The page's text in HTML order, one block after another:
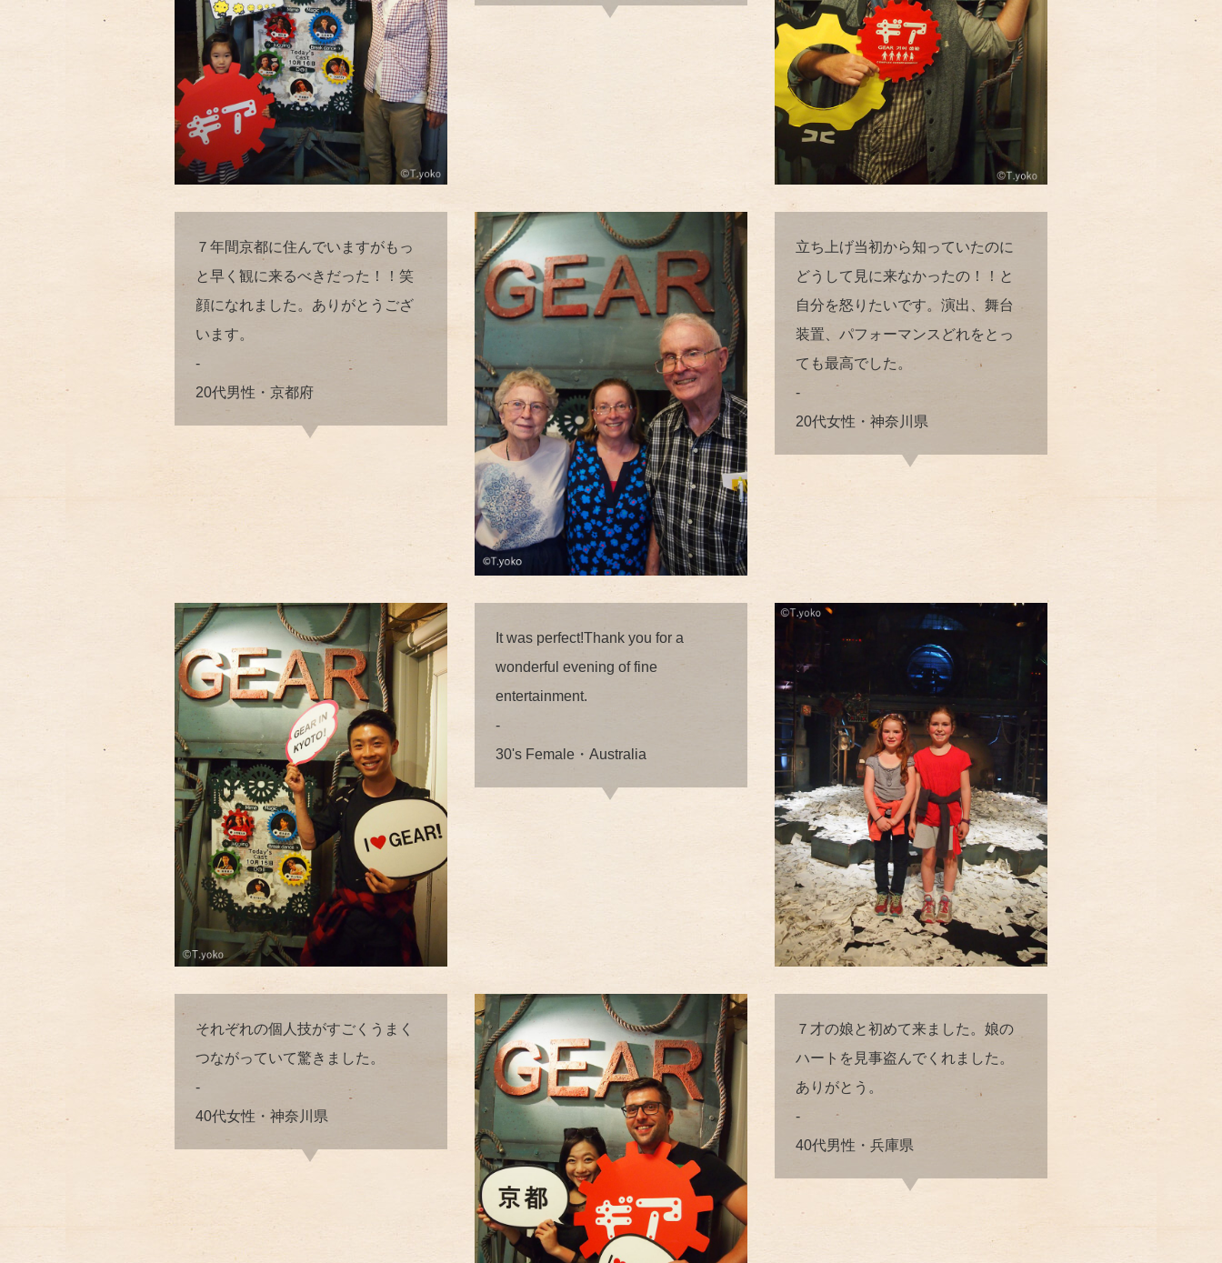
７年間京都に住んでいますがもっ
と早く観に来るべきだった！！笑
顔になれました。ありがとうござ
います。
-
20代男性・京都府
立ち上げ当初から知っていたのに
どうして見に来なかったの！！と
自分を怒りたいです。演出、舞台
装置、パフォーマンスどれをとっ
ても最高でした。
-
20代女性・神奈川県
It was perfect!Thank you for a
wonderful evening of fine
entertainment.
-
30's Female・Australia
それぞれの個人技がすごくうまく
つながっていて驚きました。
-
40代女性・神奈川県
７才の娘と初めて来ました。娘の
ハートを見事盗んでくれました。
ありがとう。
-
40代男性・兵庫県